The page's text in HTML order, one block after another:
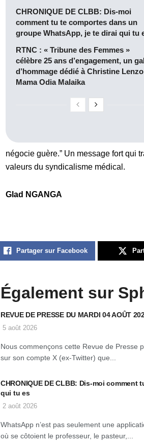
CHRONIQUE DE CLBB: Dis-moi
comment tu te comportes dans un
groupe WhatsApp, je te dirai qui tu
RTNC : « Tribune des Femmes »
célèbre 25 ans d’engagement, un
d’hommage dédié à Christine
Mama Odia Malaika
négocie guère.” Un message fort qui
valeurs du syndicalisme médical.
Glad NGANGA
Partager sur Facebook
Également sur
REVUE DE PRESSE DU MARDI 04 AOÛT
5 août 2026
Nous commençons cette Revue de Presse
sur son compte X (ex-Twitter) que...
CHRONIQUE DE CLBB: Dis-moi
qui tu es
2 août 2026
WhatsApp n’est pas seulement une
où se côtoient le professeur, le pasteur,...